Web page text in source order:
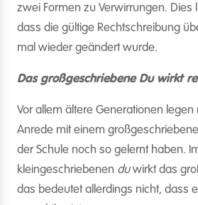
zwei Formen zu Verwirrungen. Dies
dass die gültige Rechtschreibung
mal wieder geändert wurde.
Das großgeschriebene Du wirkt
Vor allem ältere Generationen legen
Anrede mit einem
der Schule noch so gelernt haben.
kleingeschriebenen duwirkt das
das bedeutet allerdings nicht, dass